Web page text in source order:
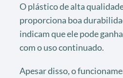
O plástico de alta
proporciona boa
indicam que ele pode
com o uso continuado.
Apesar disso, o